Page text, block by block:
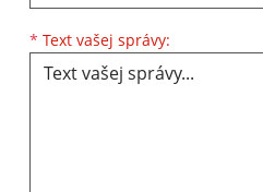
* Text vašej správy: